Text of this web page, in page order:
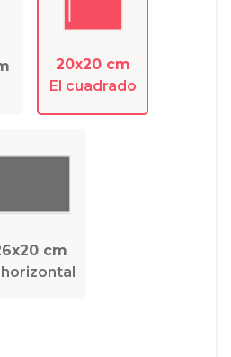
20x20 cm
El cuadrado
cm
horizontal